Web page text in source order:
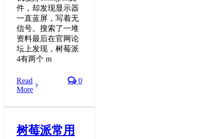
件，却发现显示器
一直蓝屏，写着无
信号。搜索了一堆
资料最后在官网论
坛上发现，树莓派
4有两个 m
Read
More
0
树莓派常用